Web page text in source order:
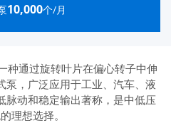
10,000个/月
种通过旋转叶片在偏心转子中伸
泵，广泛应用于工业、汽车、液
脉动和稳定输出著称，是中低压
理想选择。